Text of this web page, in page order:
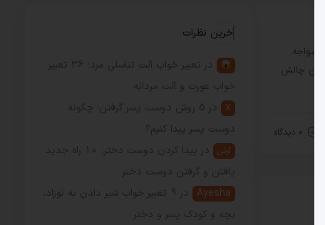
مواجه
این چالش
0 دیدگاه
آخرین نظرات
در
تعبیر خواب آلت تناسلی مرد: 36 تعبیر
خواب عورت و آلت مردانه
X در
5 روش دوست پسر گرفتن؛ چگونه
دوست پسر پیدا کنیم؟
آرش در
پیدا کردن دوست دختر: 10 راه جدید
یافتن و گرفتن دوست دختر
Ayesha
در
9 تعبیر خواب شیر دادن به نوزاد،
بچه و کودک پسر و دختر